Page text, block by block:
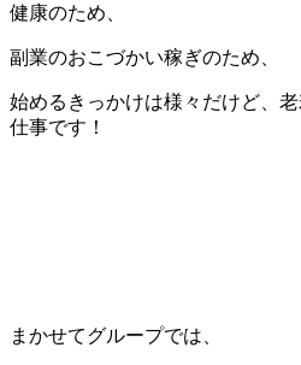
健康のため、
副業のおこづかい稼ぎのため、
始めるきっかけは様々だけど、
仕事です！
まかせてグループでは、